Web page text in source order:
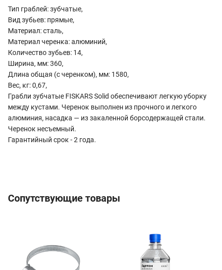
Тип граблей: зубчатые,
Вид зубьев: прямые,
Материал: сталь,
Материал черенка: алюминий,
Количество зубьев: 14,
Ширина, мм: 360,
Длина общая (с черенком), мм: 1580,
Вес, кг: 0,67,
Грабли зубчатые FISKARS Solid обеспечивают легкую уборку
между кустами. Черенок выполнен из прочного и легкого
алюминия, насадка — из закаленной борсодержащей стали.
Черенок несъемный.
Гарантийный срок - 2 года.
Сопутствующие товары